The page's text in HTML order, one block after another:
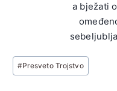
a bježati
Post
Tags:
#Presveto Trojstvo